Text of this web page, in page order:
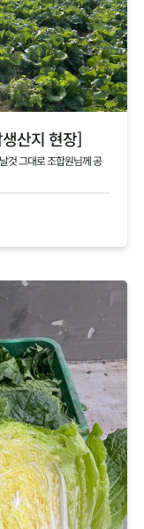
산지 현장]
것 그대로 조합원님께 공